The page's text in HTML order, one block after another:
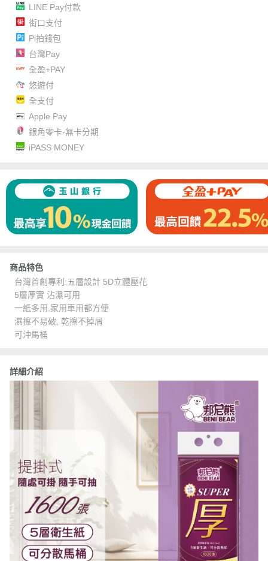
LINE Pay付款
街口支付
Pi拍錢包
台灣Pay
全盈+PAY
悠遊付
全支付
Apple Pay
銀角零卡-無卡分期
iPASS MONEY
商品特色
台灣首創專利:五層設計 5D立體壓花
5層厚實 沾濕可用
一紙多用,家用車用都方便
濕擦不易破, 乾擦不掉屑
可沖馬桶
詳細介紹